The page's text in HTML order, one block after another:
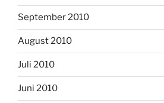
September 2010
August 2010
Juli 2010
Juni 2010